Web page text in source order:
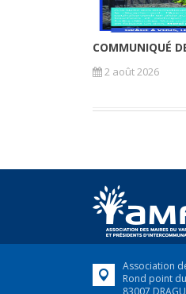
COMMUNIQUÉ
2 août 2026
Association
Rond point
83007